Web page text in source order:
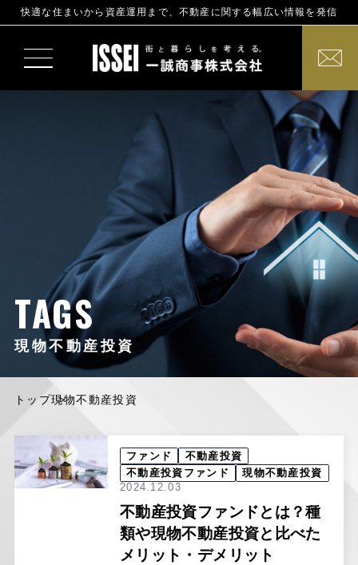
快適な住まいから資産運用まで、不動産に関する幅広い情報を発信
TAGS
現物不動産投資
トップ現物不動産投資
ファンド
不動産投資
不動産投資ファンド
現物不動産投資
2024.12.03
不動産投資ファンドとは？種
類や現物不動産投資と比べた
メリット・デメリット